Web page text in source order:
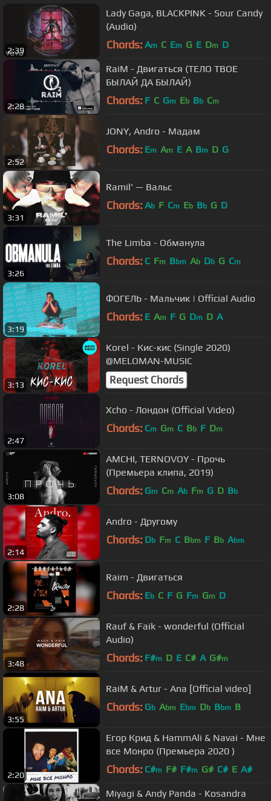
2:39
Lady Gaga, BLACKPINK - Sour Candy
(Audio)
Chords: Am C Em G E Dm D
2:28
RaiM - Двигаться (ТЕЛО ТВОЕ
БЫЛАЙ ДА БЫЛАЙ)
Chords: F C Gm Eb Bb Cm
2:52
JONY, Andro - Мадам
Chords: Em Am E A Bm D G
3:31
Ramil' — Вальс
Chords: Ab F Cm Eb Bb G D
3:26
The Limba - Обманула
Chords: C Fm Bbm Ab Db G Cm
3:19
ФОГЕЛЬ - Мальчик | Official Audio
Chords: E Am F G Dm D A
3:13
Korel - Кис-кис (Single 2020)
@MELOMAN-MUSIC
Request Chords
2:47
Xcho - Лондон (Official Video)
Chords: Cm Gm C Bb F Dm
3:08
AMCHI, TERNOVOY - Прочь
(Премьера клипа, 2019)
Chords: Gm Cm Ab Fm G D Bb
2:14
Andro - Другому
Chords: Db Fm C Bbm F Bb Abm
2:28
Raim - Двигаться
Chords: Eb C F G Fm Gm D
3:48
Rauf & Faik - wonderful (Official
Audio)
Chords: F#m D E C# A G#m
3:55
RaiM & Artur - Ana [Official video]
Chords: Gb Abm Ebm Db Bbm B
2:20
Егор Крид & HammAli & Navai - Мне
все Монро (Премьера 2020 )
Chords: C#m F# F#m G# C# E A#
Miyagi & Andy Panda - Kosandra